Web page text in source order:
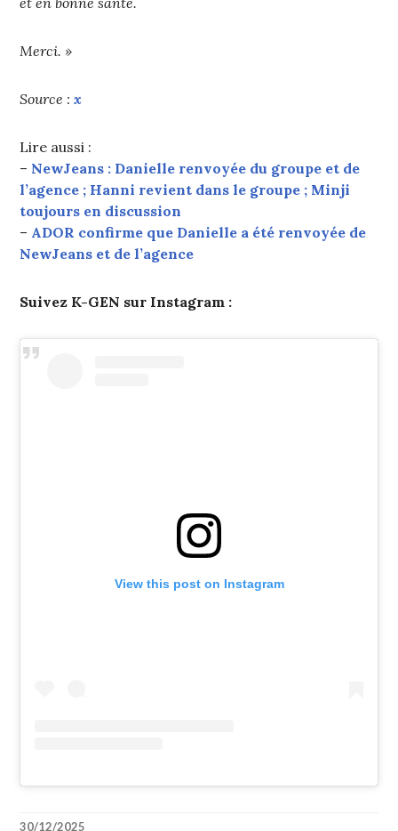
Merci. »
Source :x
Lire aussi :
– NewJeans : Danielle renvoyée du groupe et de
l’agence ; Hanni revient dans le groupe ; Minji
toujours en discussion
– ADOR confirme que Danielle a été renvoyée de
NewJeans et de l’agence
Suivez K-GEN sur Instagram :
View this post on Instagram
30/12/2025